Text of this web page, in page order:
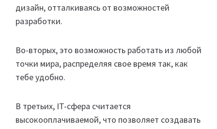
дизайн, отталкиваясь от возможностей
разработки.
Во-вторых, это возможность работать из любой
точки мира, распределяя свое время так, как
тебе удобно.
В третьих, IT-сфера считается
высокооплачиваемой, что позволяет создавать